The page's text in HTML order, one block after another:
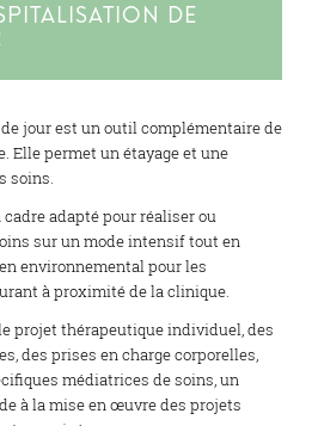
DE
jour est un outil complémentaire de
Elle permet un étayage et une
soins.
adapté pour réaliser ou
sur un mode intensif tout en
environnemental pour les
à proximité de la clinique.
projet thérapeutique individuel, des
des prises en charge corporelles,
médiatrices de soins, un
à la mise en œuvre des projets